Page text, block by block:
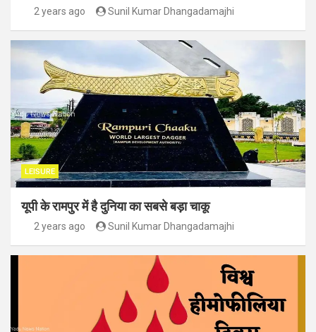
2 years ago Sunil Kumar Dhangadamajhi
LEISURE
यूपी के रामपुर में है दुनिया का सबसे बड़ा चाकू
2 years ago Sunil Kumar Dhangadamajhi